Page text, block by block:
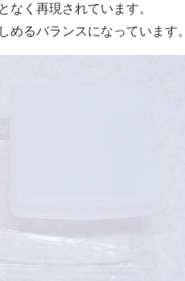
なく再現されています。
るバランスになっています。